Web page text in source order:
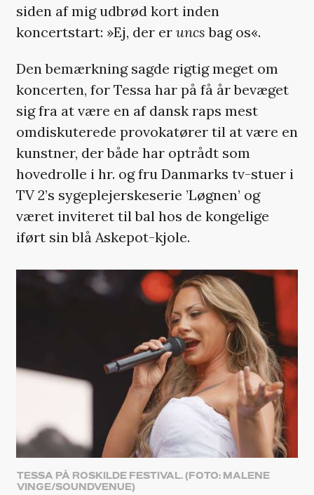
siden af mig udbrød kort inden
koncertstart: »Ej, der er uncs bag os«.
Den bemærkning sagde rigtig meget om
koncerten, for Tessa har på få år bevæget
sig fra at være en af dansk raps mest
omdiskuterede provokatører til at være en
kunstner, der både har optrådt som
hovedrolle i hr. og fru Danmarks tv-stuer i
TV 2’s sygeplejerskeserie ’Løgnen’ og
været inviteret til bal hos de kongelige
iført sin blå Askepot-kjole.
TESSA PÅ ROSKILDE FESTIVAL. (FOTO: MALENE
VINGE/SOUNDVENUE)